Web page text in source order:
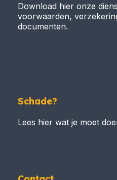
Download hier onze
voorwaarden,
documenten.
Schade?
Lees hier wat je moet